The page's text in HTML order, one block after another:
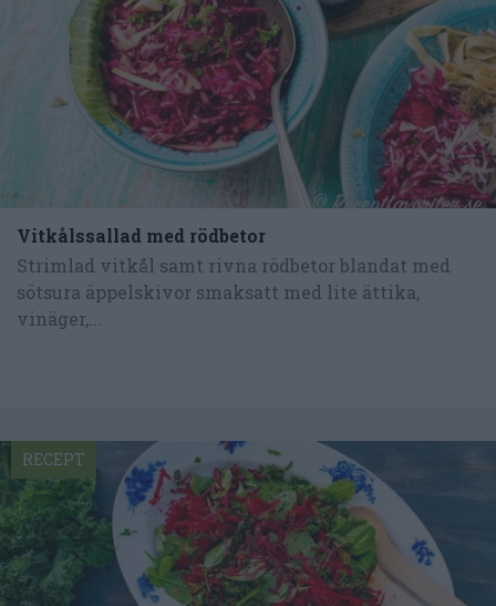
Vitkålssallad med rödbetor
Strimlad vitkål samt rivna rödbetor blandat med
sötsura äppelskivor smaksatt med lite ättika,
vinäger,...
RECEPT